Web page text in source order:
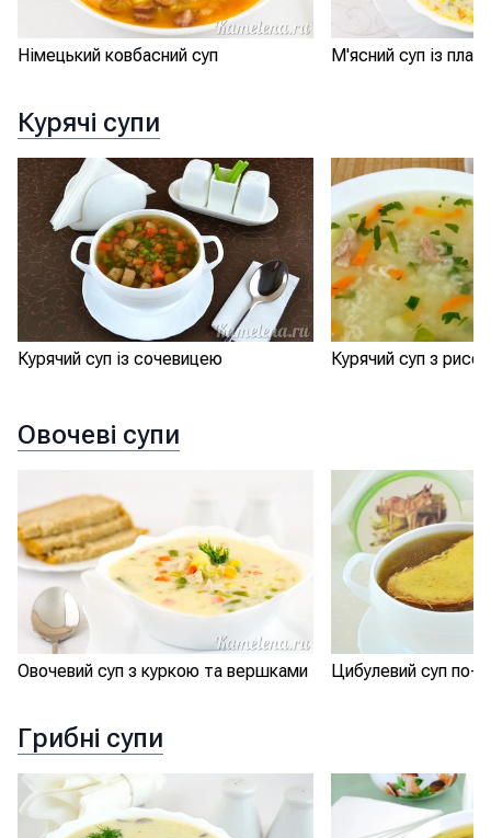
Німецький ковбасний суп М'ясний суп із
Курячі супи
Курячий суп із сочевицею Курячий суп з
Овочеві супи
Овочевий суп з куркою та вершками Цибулевий суп по-
Грибні супи